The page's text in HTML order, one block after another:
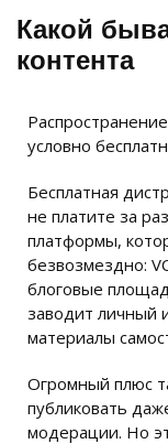
Какой
контента
условно
Бесплатная
не платите за
платформы,
безвозмездно:
блоговые
заводит личный
материалы
Огромный плюс
публиковать
модерации. Но